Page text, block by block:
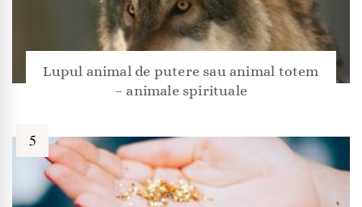
Lupul animal de putere sau animal totem
– animale spirituale